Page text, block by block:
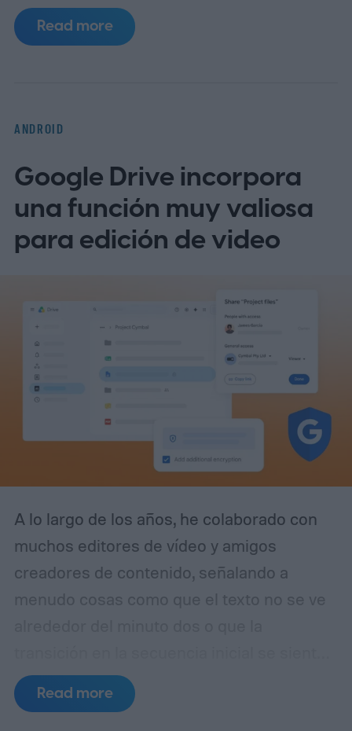
llamada Smart Health Links, se está
desplegando con Google Health versión
Read more
ANDROID
Google Drive incorpora
una función muy valiosa
para edición de video
A lo largo de los años, he colaborado con
muchos editores de vídeo y amigos
creadores de contenido, señalando a
menudo cosas como que el texto no se ve
un poco extraña.
de las veces, acababan revisando todo el
Read more